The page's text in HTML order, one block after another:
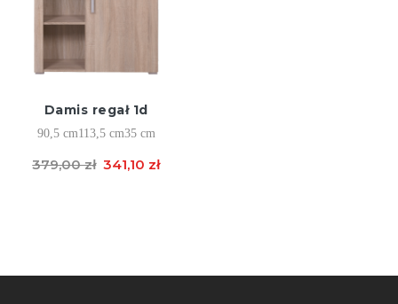
Damis regał 1d
90,5 cm113,5 cm35 cm
341,10 zł
379,00 zł